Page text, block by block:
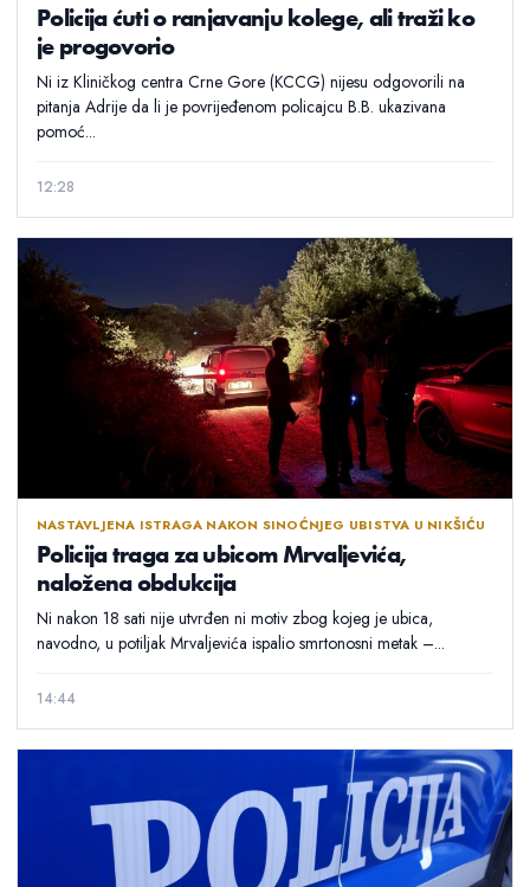
Policija ćuti o ranjavanju kolege, ali traži ko
je progovorio
Ni iz Kliničkog centra Crne Gore (KCCG) nijesu odgovorili na
pitanja Adrije da li je povrijeđenom policajcu B.B. ukazivana
pomoć...
12:28
NASTAVLJENA ISTRAGA NAKON SINOĆNJEG UBISTVA U NIKŠIĆU
Policija traga za ubicom Mrvaljevića,
naložena obdukcija
Ni nakon 18 sati nije utvrđen ni motiv zbog kojeg je ubica,
navodno, u potiljak Mrvaljevića ispalio smrtonosni metak –...
14:44